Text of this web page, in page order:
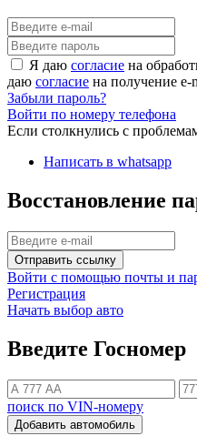
Я даю согласие на
даю согласие на получение e-
Забыли пароль?
Войти по номеру телефона
Если столкнулись с
Написать в whatsapp
Восстановление
Отправить ссылку
Войти с помощью почты и
Регистрация
Начать выбор авто
Введите Госномер
поиск по VIN-номеру
Добавить автомобиль